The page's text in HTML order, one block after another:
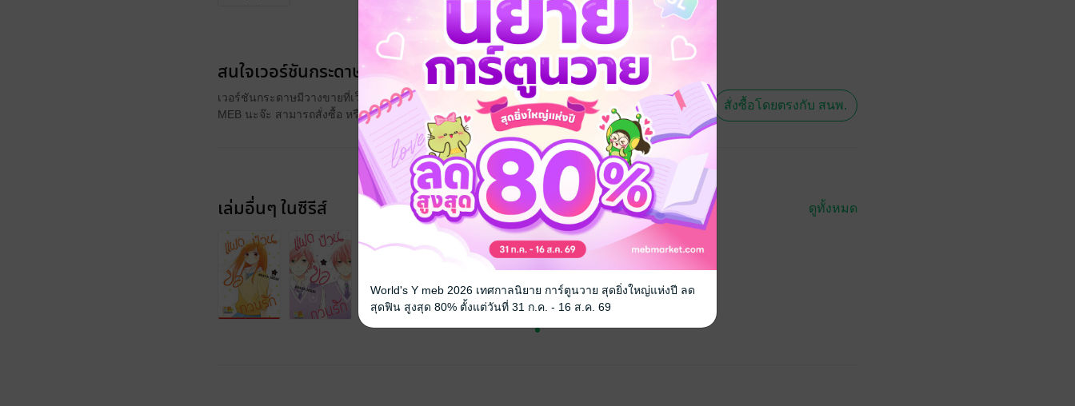
สนใจเวอร์ชันกระดาษ เชิญทางนี้!
เวอร์ชันกระดาษมีวางขายที่เว็บไซต์สำนักพิมพ์ จะไม่มีขายโดย
MEB นะจ๊ะ สามารถสั่งซื้อ หรือติดต่อคนขายโดยตรงเลยจ้ะ
สั่งซื้อโดยตรงกับ สนพ.
เล่มอื่นๆ ในซีรีส์ ดูทั้งหมด
World's Y meb 2026 เทศกาลนิยาย การ์ตูนวาย สุดยิ่งใหญ่แห่งปี ลด
สุดฟิน สูงสุด 80% ตั้งแต่วันที่ 31 ก.ค. - 16 ส.ค. 69